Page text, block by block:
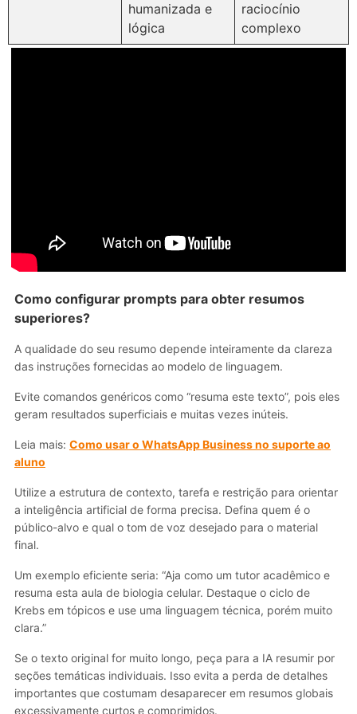
humanizada e
lógica
raciocínio
complexo
Como configurar prompts para obter resumos
superiores?
A qualidade do seu resumo depende inteiramente da clareza
das instruções fornecidas ao modelo de linguagem.
Evite comandos genéricos como “resuma este texto”, pois eles
geram resultados superficiais e muitas vezes inúteis.
Leia mais: Como usar o WhatsApp Business no suporte ao
aluno
Utilize a estrutura de contexto, tarefa e restrição para orientar
a inteligência artificial de forma precisa. Defina quem é o
público-alvo e qual o tom de voz desejado para o material
final.
Um exemplo eficiente seria: “Aja como um tutor acadêmico e
resuma esta aula de biologia celular. Destaque o ciclo de
Krebs em tópicos e use uma linguagem técnica, porém muito
clara.”
Se o texto original for muito longo, peça para a IA resumir por
seções temáticas individuais. Isso evita a perda de detalhes
importantes que costumam desaparecer em resumos globais
excessivamente curtos e comprimidos.